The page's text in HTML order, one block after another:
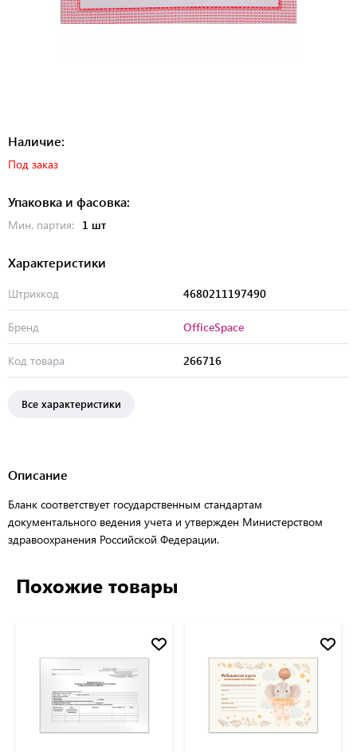
Наличие:
Под заказ
Упаковка и фасовка:
Мин. партия: 1 шт
Характеристики
Штрихкод 4680211197490
Бренд OfficeSpace
Код товара 266716
Все характеристики
Описание
Бланк соответствует государственным стандартам
документального ведения учета и утвержден Министерством
здравоохранения Российской Федерации.
Похожие товары